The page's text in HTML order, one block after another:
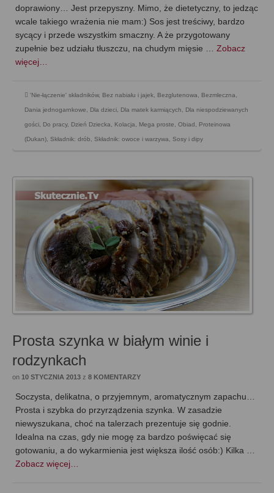
doprawiony… Jest przepyszny. Mimo, że dietetyczny, to jedząc
wcale takiego wrażenia nie mam:) Sos jest treściwy, bardzo
sycący i przede wszystkim smaczny. A że przygotowany
zupełnie bez udziału tłuszczu, na chudym mięsie … Zobacz
więcej…
'Nie-łączenie' składników, Bez nabiału i jajek Bezglutenowa Bezmleczna
Dania jednogarnkowe Dla dzieci Dla matek karmiących Dla niespodziewanych
gości Do pracy, Dzień Dziecka Kolacja Mega proste Obiad Proteinowa
(Dukan) Składnik: drób Składnik: owoce i warzywa Sosy i dipy
Prosta szynka w białym winie i
rodzynkach
on 10 STYCZNIA 2013 z 8 KOMENTARZY
Soczysta, delikatna, o przyjemnym, aromatycznym zapachu…
Prosta i szybka do przyrządzenia szynka. W zasadzie
niewyszukana, choć na talerzach prezentuje się godnie.
Idealna na czas, gdy nie mogę za bardzo poświęcać się
gotowaniu, a do wykarmienia jest większa ilość osób:) Kilka …
Zobacz więcej…